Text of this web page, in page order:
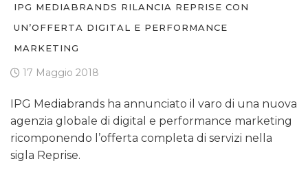
IPG MEDIABRANDS RILANCIA REPRISE CON
UN’OFFERTA DIGITAL E PERFORMANCE
MARKETING
17 Maggio 2018
IPG Mediabrands ha annunciato il varo di una nuova
agenzia globale di digital e performance marketing
ricomponendo l’offerta completa di servizi nella
sigla Reprise.